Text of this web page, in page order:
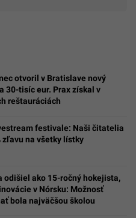
otvoril v Bratislave nový
30-tisíc eur. Prax získal v
reštauráciách
festivale: Naši čitatelia
zľavu na všetky lístky
odišiel ako 15-ročný hokejista,
v Nórsku: Možnosť
bola najväčšou školou